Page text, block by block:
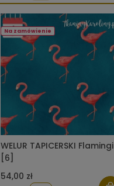
WELUR TAPICERSKI Flamingi
[6]
54,00 zł
Na zamówienie